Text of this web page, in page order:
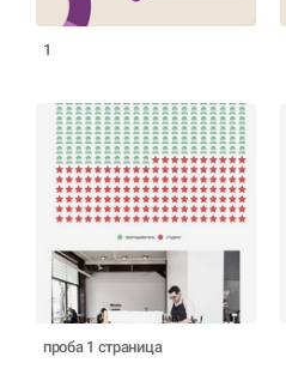
1
проба 1 страница